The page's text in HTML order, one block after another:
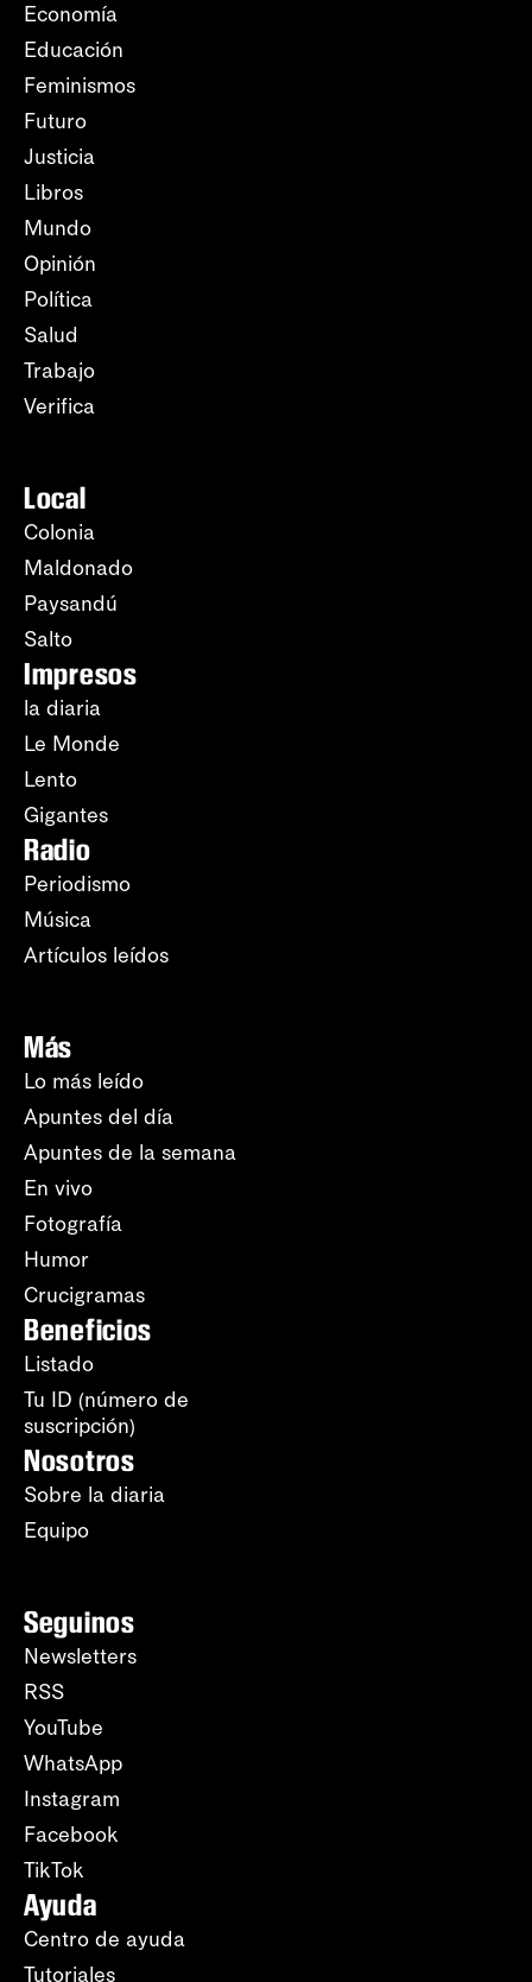
Economía
Educación
Feminismos
Futuro
Justicia
Libros
Mundo
Opinión
Política
Salud
Trabajo
Verifica
Local
Colonia
Maldonado
Paysandú
Salto
Impresos
la diaria
Le Monde
Lento
Gigantes
Radio
Periodismo
Música
Artículos leídos
Más
Lo más leído
Apuntes del día
Apuntes de la semana
En vivo
Fotografía
Humor
Crucigramas
Beneficios
Listado
Tu ID (número de
suscripción)
Nosotros
Sobre la diaria
Equipo
Seguinos
Newsletters
RSS
YouTube
WhatsApp
Instagram
Facebook
TikTok
Ayuda
Centro de ayuda
Tutoriales